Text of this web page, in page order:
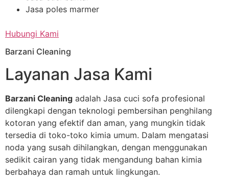
Jasa poles marmer
Hubungi Kami
Barzani Cleaning
Layanan Jasa Kami
Barzani Cleaning adalah Jasa cuci sofa profesional
dilengkapi dengan teknologi pembersihan penghilang
kotoran yang efektif dan aman, yang mungkin tidak
tersedia di toko-toko kimia umum. Dalam mengatasi
noda yang susah dihilangkan, dengan menggunakan
sedikit cairan yang tidak mengandung bahan kimia
berbahaya dan ramah untuk lingkungan.